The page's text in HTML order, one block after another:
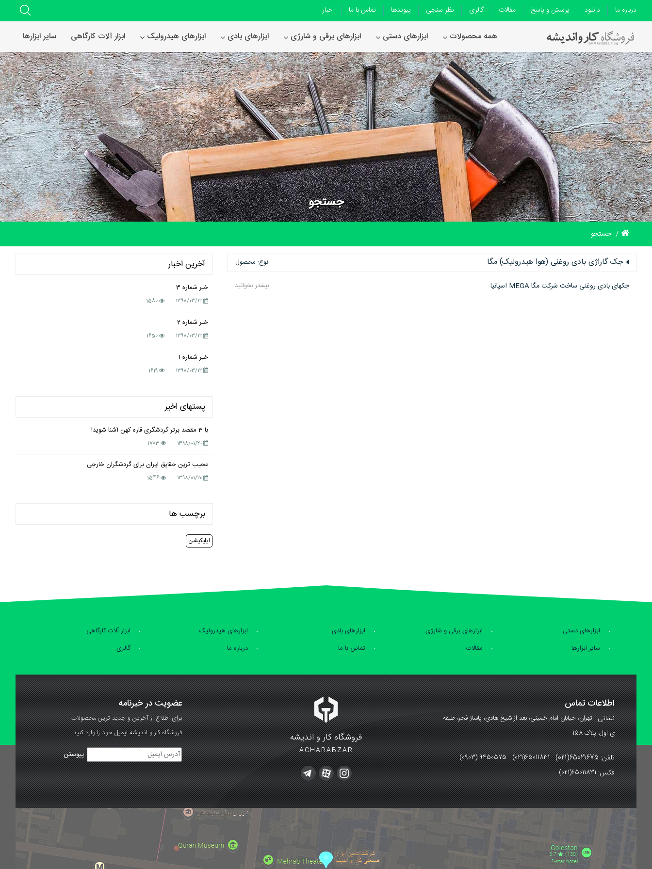
همه محصولات ابزارهای دستی ابزارهای برقی و شارژی ابزارهای بادی ابزارهای هیدرولیک ابزار آلات کارگاهی سایر ابزارها
درباره ما دانلود پرسش و پاسخ مقالات گالری نظر سنجی پیوندها تماس با ما اخبار
جستجو
جستجو
جک گاراژی بادی روغنی (هوا هیدرولیک) مگا نوع: محصول
جکهای بادی روغنی ساخت شرکت مگا MEGA اسپانیا بیشتر بخوانید
آخرین اخبار
خبر شماره 3
۱۳۹۸/۰۳/۱۲ 1580
خبر شماره 2
۱۳۹۸/۰۳/۱۲ 1650
خبر شماره 1
۱۳۹۸/۰۳/۱۲ 1619
پستهای اخیر
با 3 مقصد برتر گردشگری قاره کهن آشنا شوید!
۱۳۹۸/۰۱/۲۰ 1703
عجیب ترین حقایق ایران برای گردشگران خارجی
۱۳۹۸/۰۱/۲۰ 1546
برچسب ها
اپلیکیشن
ابزارهای دستی ابزارهای برقی و شارژی ابزارهای بادی ابزارهای هیدرولیک
ابزار آلات کارگاهی
سایر ابزارها
مقالات تماس با ما درباره ما گالری
فروشگاه کار و اندیشه
ACHARABZAR
اطلاعات تماس
نشانی :تهران، خیابان امام خمینی، بعد از شیخ هادی، پاساژ فجر، طبقه
ی اول، پلاک 158
تلفن: 65021675(021) (0903) 9450575 (021)65011831
فکس:(021)65011831
عضویت در خبرنامه
برای اطلاع از آخرین و جدید ترین محصولات
فروشگاه کار و اندیشه ایمیل خود را وارد کنید